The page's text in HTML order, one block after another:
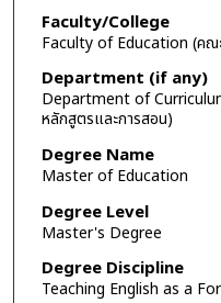
Faculty/College
Faculty of Education (คณ
Department (if any)
Department of
หลักสูตรและการสอน)
Degree Name
Master of Education
Degree Level
Master's Degree
Degree Discipline
Teaching English as a